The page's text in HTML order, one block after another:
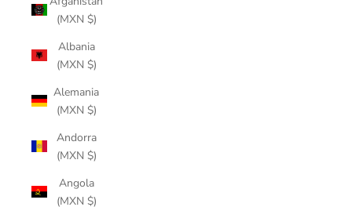
(MXN $)
Albania
(MXN $)
Alemania
(MXN $)
Andorra
(MXN $)
Angola
(MXN $)